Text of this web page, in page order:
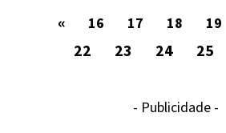
« 16 17 18 19
22
23 24 25
- Publicidade -